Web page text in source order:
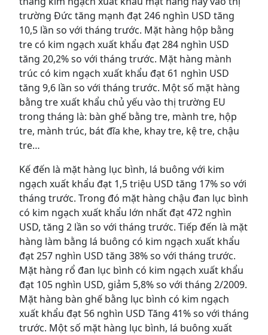
trường Đức tăng mạnh đạt 246 nghìn USD tăng
10,5 lần so với tháng trước. Mặt hàng hộp bằng
tre có kim ngạch xuất khẩu đạt 284 nghìn USD
tăng 20,2% so với tháng trước. Mặt hàng mành
trúc có kim ngạch xuất khẩu đạt 61 nghìn USD
tăng 9,6 lần so với tháng trước. Một số mặt hàng
bằng tre xuất khẩu chủ yếu vào thị trường EU
trong tháng là: bàn ghế bằng tre, mành tre, hộp
tre, mành trúc, bát đĩa khe, khay tre, kệ tre, chậu
tre…
Kế đến là mặt hàng lục bình, lá buông với kim
ngạch xuất khẩu đạt 1,5 triệu USD tăng 17% so với
tháng trước. Trong đó mặt hàng chậu đan lục bình
có kim ngạch xuất khẩu lớn nhất đạt 472 nghìn
USD, tăng 2 lần so với tháng trước. Tiếp đến là mặt
hàng làm bằng lá buông có kim ngạch xuất khẩu
đạt 257 nghìn USD tăng 38% so với tháng trước.
Mặt hàng rổ đan lục bình có kim ngạch xuất khẩu
đạt 105 nghìn USD, giảm 5,8% so với tháng 2/2009.
Mặt hàng bàn ghế bằng lục bình có kim ngạch
xuất khẩu đạt 56 nghìn USD Tăng 41% so với tháng
trước. Một số mặt hàng lục bình, lá buông xuất